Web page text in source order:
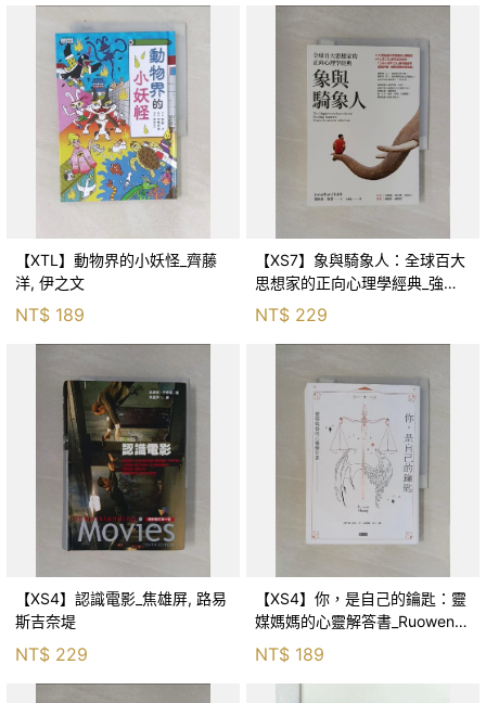
【XTL】動物界的小妖怪_齊藤
洋, 伊之文
NT$ 189
【XS7】象與騎象人：全球百大
思想家的正向心理學經典_強納
森．海德, 李靜瑤
NT$ 229
【XS4】認識電影_焦雄屏, 路易
斯吉奈堤
NT$ 229
【XS4】你，是自己的鑰匙：靈
媒媽媽的心靈解答書_Ruowen
Huang
NT$ 189